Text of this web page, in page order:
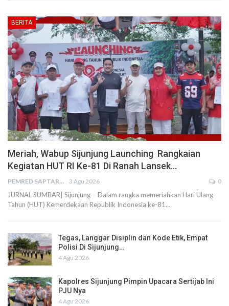
BERITA
Meriah, Wabup Sijunjung Launching Rangkaian
Kegiatan HUT RI Ke-81 Di Ranah Lansek…
PEMRED SAPTARIUS 3 Agu 2026 0
JURNAL SUMBAR| Sijunjung - Dalam rangka memeriahkan Hari Ulang
Tahun (HUT) Kemerdekaan Republik Indonesia ke-81…
Tegas, Langgar Disiplin dan Kode Etik, Empat
Polisi Di Sijunjung…
4 Agu 2026
Kapolres Sijunjung Pimpin Upacara Sertijab Ini
PJU Nya
4 Agu 2026